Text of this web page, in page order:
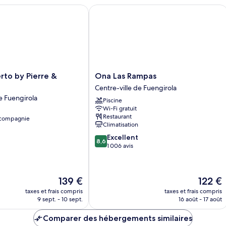
Chambre
by Pierre &
Fuengirola
Le
nouveau
prix
de
139 €
taxes et frais compris
9 sept. - 10 sept.
by Pierre & Vacances
Ona
Las
Rampas
Centre-
ville
de
Fuengirola
Ona Las Rampas
Centre-ville de Fuengirola
Piscine
Wi-Fi gratuit
Restaurant
Climatisation
8.6
sur
8,6 Excellent
1 006 avis
Le
nouveau
prix
122 €
taxes et frais compris
16 août - 17 août
Ona Las Rampas
Comparer des hébergements similaires